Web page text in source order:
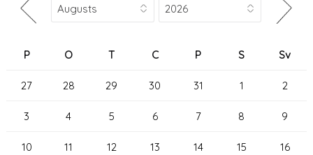
P O T C P S Sv
27 28 29 30 31 1 2
3 4 5 6 7 8 9
10 11 12 13 14 15 16